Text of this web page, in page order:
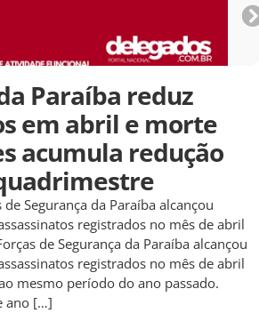
Paraíba reduz
em abril e morte
acumula redução
de Segurança da Paraíba alcançou
registrados no mês de abril
de Segurança da Paraíba alcançou
registrados no mês de abril
mesmo período do ano passado.
ano […]